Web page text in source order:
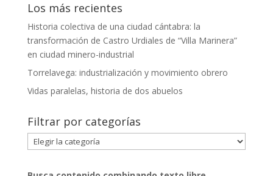
Los más recientes
Historia colectiva de una ciudad cántabra: la
transformación de Castro Urdiales de “Villa Marinera”
en ciudad minero-industrial
Torrelavega: industrialización y movimiento obrero
Vidas paralelas, historia de dos abuelos
Filtrar por categorías
Filtrar
por